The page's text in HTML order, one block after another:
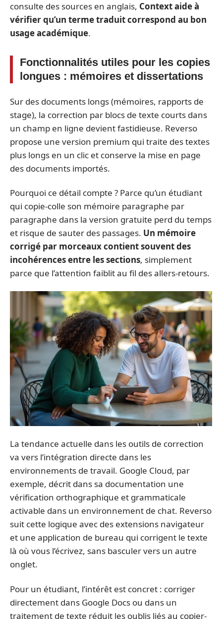
consulte des sources en anglais, Context aide à
vérifier qu’un terme traduit correspond au bon
usage académique.
Fonctionnalités utiles pour les copies
longues : mémoires et dissertations
Sur des documents longs (mémoires, rapports de
stage), la correction par blocs de texte courts dans
un champ en ligne devient fastidieuse. Reverso
propose une version premium qui traite des textes
plus longs en un clic et conserve la mise en page
des documents importés.
Pourquoi ce détail compte ? Parce qu’un étudiant
qui copie-colle son mémoire paragraphe par
paragraphe dans la version gratuite perd du temps
et risque de sauter des passages. Un mémoire
corrigé par morceaux contient souvent des
incohérences entre les sections, simplement
parce que l’attention faiblit au fil des allers-retours.
La tendance actuelle dans les outils de correction
va vers l’intégration directe dans les
environnements de travail. Google Cloud, par
exemple, décrit dans sa documentation une
vérification orthographique et grammaticale
activable dans un environnement de chat. Reverso
suit cette logique avec des extensions navigateur
et une application de bureau qui corrigent le texte
là où vous l’écrivez, sans basculer vers un autre
onglet.
Pour un étudiant, l’intérêt est concret : corriger
directement dans Google Docs ou dans un
traitement de texte réduit les oublis liés au copier-